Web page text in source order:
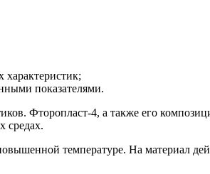
показателями.
Фторопласт-4, а также его
средах.
температуре. На материал